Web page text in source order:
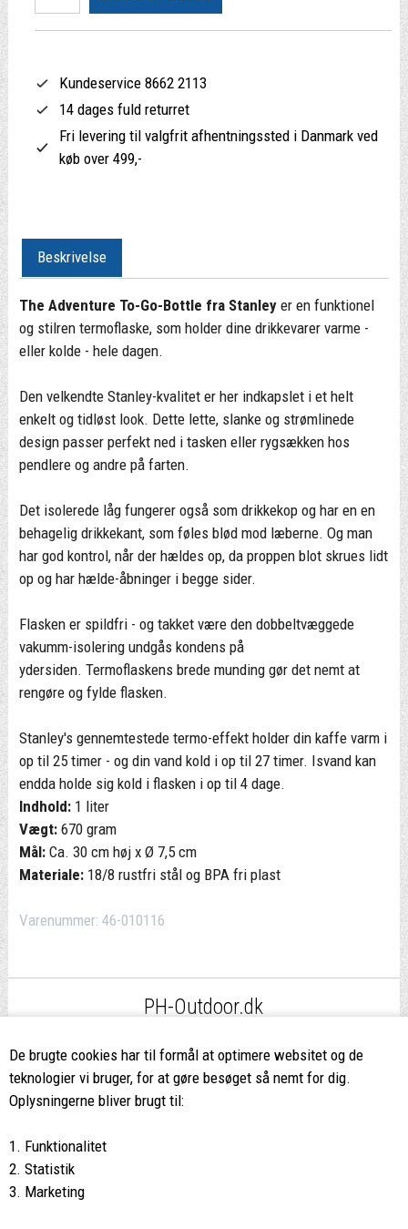
De brugte cookies har til formål at optimere websitet og de
teknologier vi bruger, for at gøre besøget så nemt for dig.
Oplysningerne bliver brugt til:
1. Funktionalitet
2. Statistik
3. Marketing
Kundeservice 8662 2113
14 dages fuld returret
Fri levering til valgfrit afhentningssted i Danmark ved
køb over 499,-
Beskrivelse
The Adventure To-Go-Bottle fra Stanleyer en funktionel
og stilren termoflaske, som holder dine drikkevarer varme -
eller kolde - hele dagen.
Den velkendte Stanley-kvalitet er her indkapslet i et helt
enkelt og tidløst look. Dette lette, slanke og strømlinede
design passer perfekt ned i tasken eller rygsækken hos
pendlere og andre på farten.
Det isolerede låg fungerer også som drikkekop og har en en
behagelig drikkekant, som føles blød mod læberne. Og man
har god kontrol, når der hældes op, da proppen blot skrues lidt
op og har hælde-åbninger i begge sider.
Flasken er spildfri - og takket være den dobbeltvæggede
vakumm-isolering undgås kondens på
ydersiden. Termoflaskens brede munding gør det nemt at
rengøre og fylde flasken.
Stanley's gennemtestede termo-effekt holder din kaffe varm i
op til 25 timer - og din vand kold i op til 27 timer. Isvand kan
endda holde sig kold i flasken i op til 4 dage.
Indhold:1 liter
Vægt:670 gram
Mål:Ca. 30 cm høj x Ø 7,5 cm
Materiale:18/8 rustfri stål og BPA fri plast
Varenummer: 46-010116
PH-Outdoor.dk
ved køb over 499,-*
8662 2113